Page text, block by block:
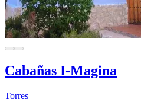
Cabañas I-Magina
Torres